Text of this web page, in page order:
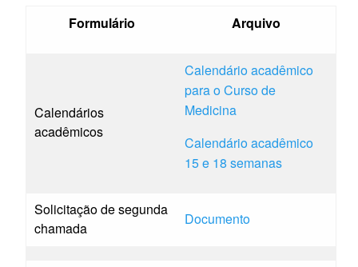
Formulário Arquivo
Calendários
acadêmicos
Calendário acadêmico
para o Curso de
Medicina
Calendário acadêmico
15 e 18 semanas
Solicitação de segunda
chamada
Documento